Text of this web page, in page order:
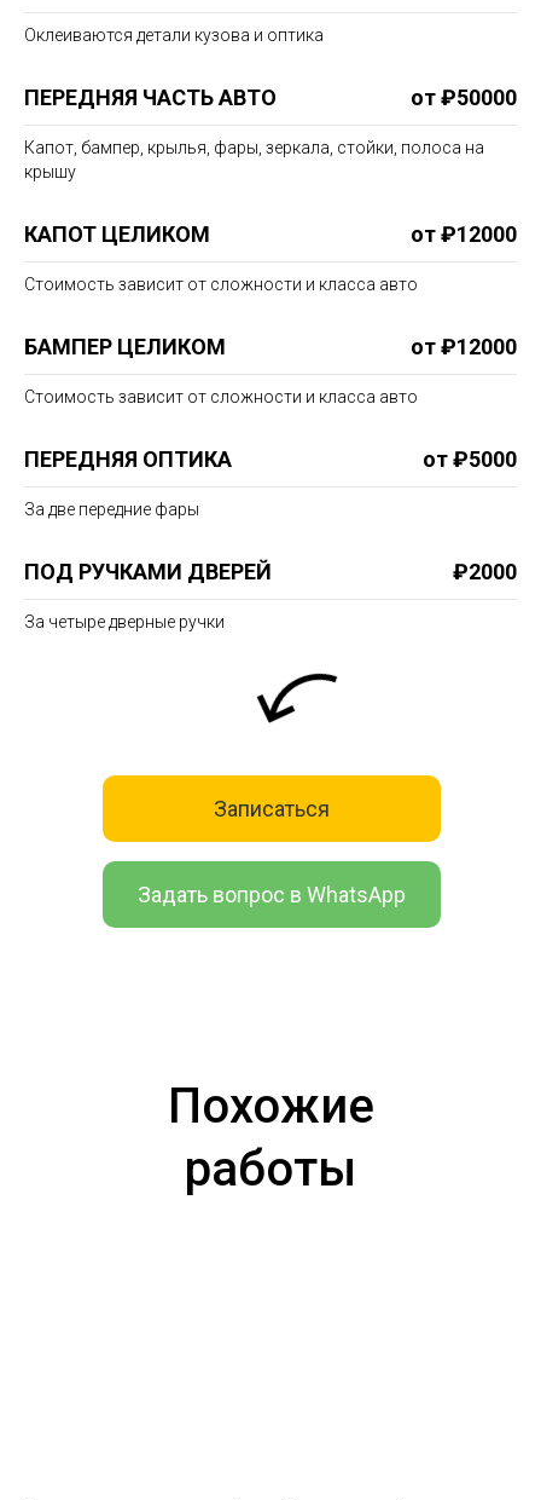
Оклеиваются детали кузова и оптика
ПЕРЕДНЯЯ ЧАСТЬ АВТО от ₽50000
Капот, бампер, крылья, фары, зеркала, стойки, полоса на
крышу
КАПОТ ЦЕЛИКОМ от ₽12000
Стоимость зависит от сложности и класса авто
БАМПЕР ЦЕЛИКОМ от ₽12000
Стоимость зависит от сложности и класса авто
ПЕРЕДНЯЯ ОПТИКА от ₽5000
За две передние фары
ПОД РУЧКАМИ ДВЕРЕЙ ₽2000
За четыре дверные ручки
Задать вопрос в WhatsApp
Записаться
Похожие
работы